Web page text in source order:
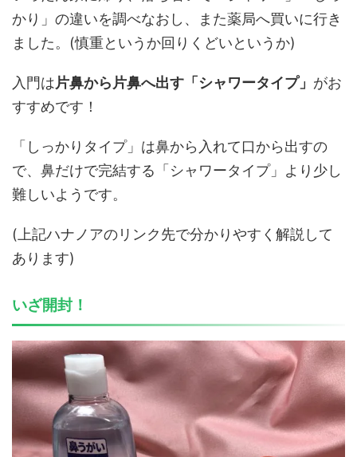
かり」の違いを調べなおし、また薬局へ買いに行き
ました。(慎重というか回りくどいというか)
入門は片鼻から片鼻へ出す「シャワータイプ」 がお
すすめです！
「しっかりタイプ」は鼻から入れて口から出すの
で、鼻だけで完結する「シャワータイプ」より少し
難しいようです。
(上記ハナノアのリンク先で分かりやすく解説して
あります)
いざ開封！